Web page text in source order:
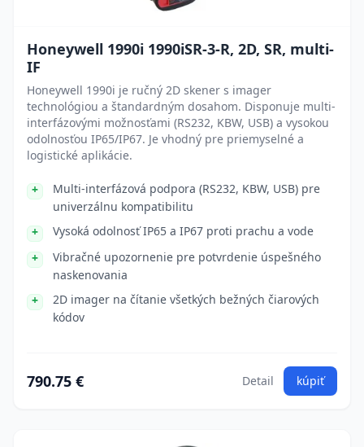
Honeywell 1990i 1990iSR-3-R, 2D, SR, multi-
IF
Honeywell 1990i je ručný 2D skener s imager
technológiou a štandardným dosahom. Disponuje multi-
interfázovými možnosťami (RS232, KBW, USB) a vysokou
odolnosťou IP65/IP67. Je vhodný pre priemyselné a
logistické aplikácie.
Multi-interfázová podpora (RS232, KBW, USB) pre
univerzálnu kompatibilitu
Vysoká odolnosť IP65 a IP67 proti prachu a vode
Vibračné upozornenie pre potvrdenie úspešného
naskenovania
2D imager na čítanie všetkých bežných čiarových
kódov
790.75 € Detail kúpiť